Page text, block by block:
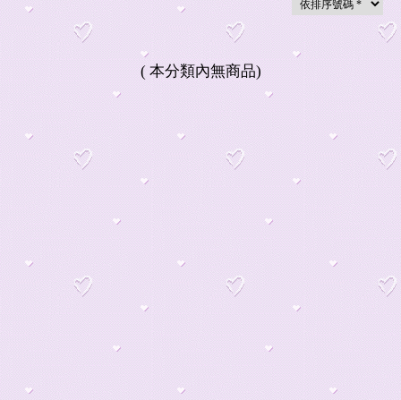
( 本分類內無商品)